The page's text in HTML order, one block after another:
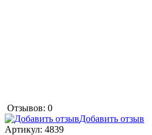
Отзывов: 0
Добавить отзыв
Артикул: 4839